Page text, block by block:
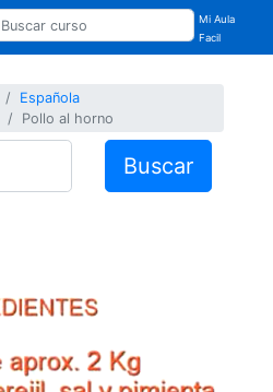
Mi Aula
Facil
Española
Pollo al horno
Buscar